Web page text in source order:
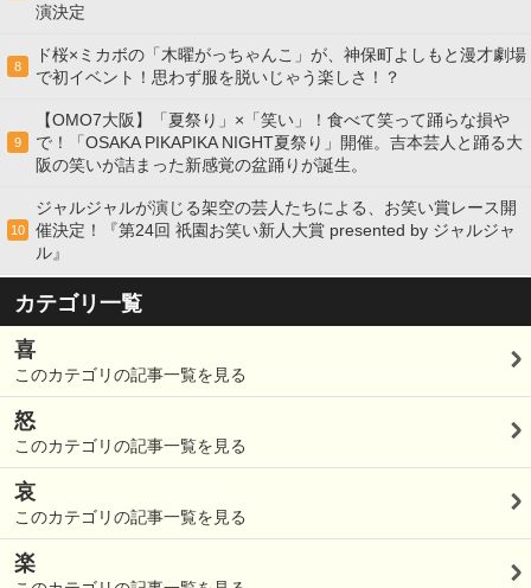
演決定
8
ド桜×ミカボの「木曜がっちゃんこ」が、神保町よしもと漫才劇場
で初イベント！思わず服を脱いじゃう楽しさ！？
9
【OMO7大阪】「夏祭り」×「笑い」！食べて笑って踊らな損や
で！「OSAKA PIKAPIKA NIGHT夏祭り」開催。吉本芸人と踊る大
阪の笑いが詰まった新感覚の盆踊りが誕生。
10
ジャルジャルが演じる架空の芸人たちによる、お笑い賞レース開
催決定！『第24回 祇園お笑い新人大賞 presented by ジャルジャ
ル』
カテゴリ一覧
喜
このカテゴリの記事一覧を見る
怒
このカテゴリの記事一覧を見る
哀
このカテゴリの記事一覧を見る
楽